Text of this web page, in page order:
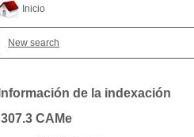
Inicio
New search
Información de la indexación
307.3 CAMe